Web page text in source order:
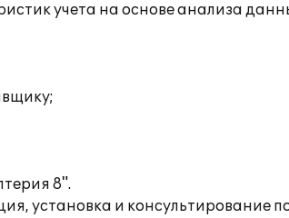
учета на основе анализа
8".
установка и консультирование